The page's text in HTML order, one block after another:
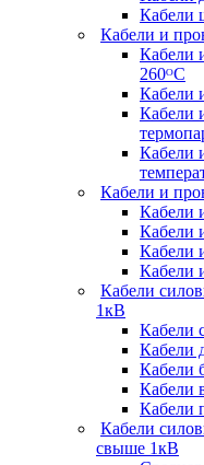
Кабели
Кабели и
Кабели
260ᴼС
Кабели
Кабели
Кабели
Кабели и
Кабели
Кабели
Кабели
Кабели
Кабели
1кВ
Кабели
Кабели
Кабели
Кабели
Кабели
Кабели
свыше 1кВ